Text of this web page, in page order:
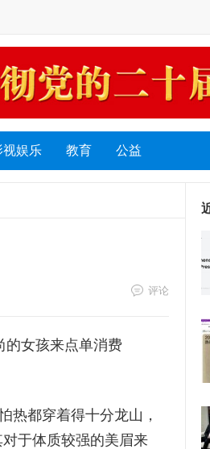
视娱乐 教育 公益
评论
的女孩来点单消费
热都穿着得十分龙山，
于体质较强的美眉来